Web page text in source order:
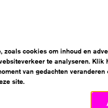
je aanmelding. Heb je deze
je spammail voordat je
heb je andere
Dat kan op de
zoals cookies om inhoud en
te analyseren. Klik
van gedachten veranderen
site.